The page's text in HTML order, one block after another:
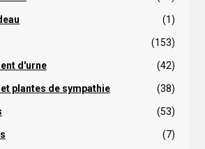
(1)
(153)
d'urne (42)
plantes de sympathie (38)
(53)
(7)